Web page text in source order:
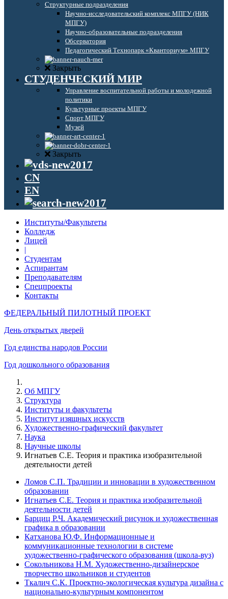
Структурные подразделения
Научно-исследовательский комплекс МПГУ (НИК
МПГУ)
Научно-образовательные подразделения
Обсерватория
Педагогический Технопарк «Кванториум» МПГУ
Закрыть
СТУДЕНЧЕСКИЙ МИР
Управление воспитательной работы и молодежной
политики
Культурные проекты МПГУ
Спорт МПГУ
Музей
Закрыть
CN
EN
Институты/Факультеты
Колледж
Лицей
|
Студентам
Аспирантам
Преподавателям
Спецпроекты
Контакты
ФЕДЕРАЛЬНЫЙ ПИЛОТНЫЙ ПРОЕКТ
День открытых дверей
Год единства народов России
Год дошкольного образования
Об МПГУ
Структура
Институты и факультеты
Институт изящных искусств
Художественно-графический факультет
Наука
Научные школы
Игнатьев С.Е. Теория и практика изобразительной
деятельности детей
Ломов С.П. Традиции и инновации в художественном
образовании
Игнатьев С.Е. Теория и практика изобразительной
деятельности детей
Барциц Р.Ч. Академический рисунок и художественная
графика в образовании
Катханова Ю.Ф. Информационные и
коммуникационные технологии в системе
художественно-графического образования (школа-вуз)
Сокольникова Н.М. Художественно-дизайнерское
творчество школьников и студентов
Ткалич С.К. Проектно-экологическая культура дизайна с
национально-культурным компонентом